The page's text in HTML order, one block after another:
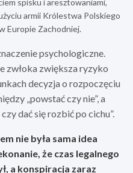
armii Królestwa Polskiego
Europie Zachodniej.
psychologiczne.
zwłoka zwiększa ryzyko
decyzja o rozpoczęciu
„powstać czy nie”, a
dać się rozbić po cichu”.
nie była sama idea
że czas legalnego
a konspiracja zaraz